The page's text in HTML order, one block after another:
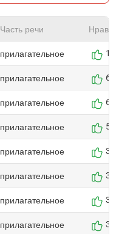
Часть речи
прилагательное 10
прилагательное 6
прилагательное 6
прилагательное 5
прилагательное 3
прилагательное 3
прилагательное 3
прилагательное 3